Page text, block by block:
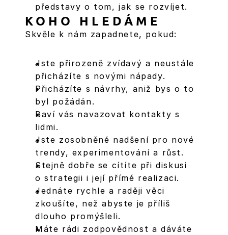
představy o tom, jak se rozvíjet.
KOHO HLEDÁME
Skvěle k nám zapadnete, pokud:
Jste přirozeně zvídavý a neustále
přicházíte s novými nápady.
Přicházíte s návrhy, aniž bys o to
byl požádán.
Baví vás navazovat kontakty s
lidmi.
Jste zosobněné nadšení pro nové
trendy, experimentování a růst.
Stejně dobře se cítíte při diskusi
o strategii i její přímé realizaci.
Jednáte rychle a raději věci
zkoušíte, než abyste je příliš
dlouho promýšleli.
Máte rádi zodpovědnost a dáváte